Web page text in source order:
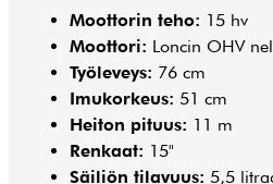
Moottorin teho: 15 hv
Moottori: Loncin OHV
Työleveys: 76 cm
Imukorkeus: 51 cm
Heiton pituus: 11 m
Renkaat: 15"
Säiliön tilavuus: 5,5